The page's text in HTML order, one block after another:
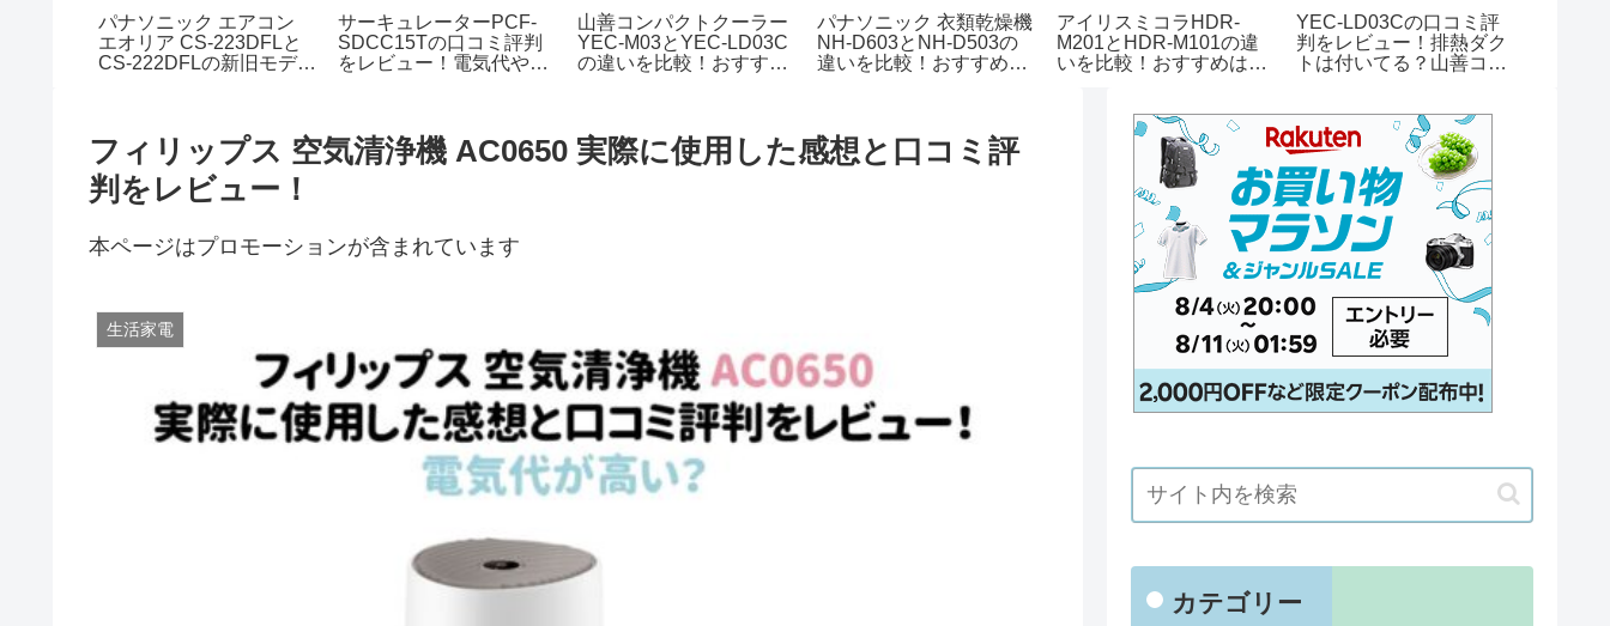
パナソニック エアコン
エオリア CS-223DFLと
CS-222DFLの新旧モデル
サーキュレーターPCF-
SDCC15Tの口コミ評判
をレビュー！電気代や掃
山善コンパクトクーラー
YEC-M03とYEC-LD03C
の違いを比較！おすすめ
パナソニック 衣類乾燥機
NH-D603とNH-D503の
違いを比較！おすすめは
アイリスミコラHDR-
M201とHDR-M101の違
いを比較！おすすめはど
YEC-LD03Cの口コミ評
判をレビュー！排熱ダク
トは付いてる？山善コン
フィリップス 空気清浄機 AC0650 実際に使用した感想と口コミ評
判をレビュー！
本ページはプロモーションが含まれています
生活家電
カテゴリー